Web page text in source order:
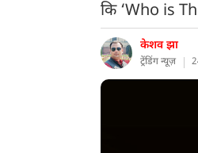
कि ‘Who is
केशव झा
ट्रेंडिंग न्यूज़